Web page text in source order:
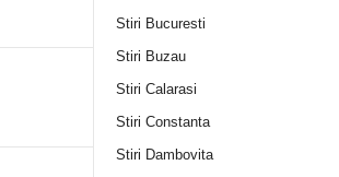
Stiri Bucuresti
Stiri Buzau
Stiri Calarasi
Stiri Constanta
Stiri Dambovita